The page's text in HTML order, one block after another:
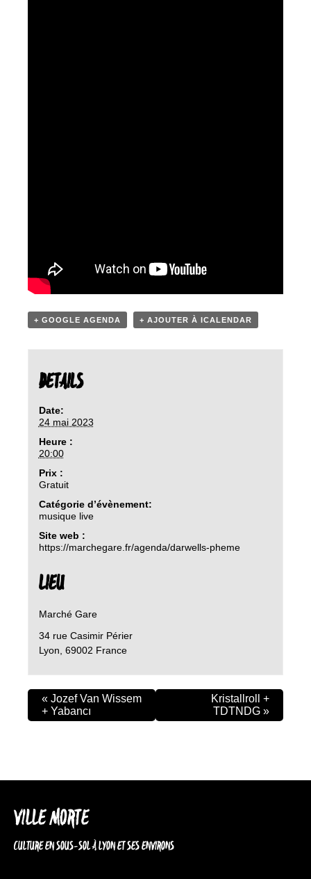
+ GOOGLE AGENDA + AJOUTER À ICALENDAR
DETAILS
Date:
24 mai 2023
Heure :
20:00
Prix :
Gratuit
Catégorie d’évènement:
musique live
Site web :
https://marchegare.fr/agenda/darwells-pheme
LIEU
Marché Gare
34 rue Casimir Périer
Lyon 69002 France
« Jozef Van Wissem
+ Yabancı
Kristallroll +
TDTNDG »
VILLE MORTE
CULTURE EN SOUS-SOL À LYON ET SES ENVIRONS